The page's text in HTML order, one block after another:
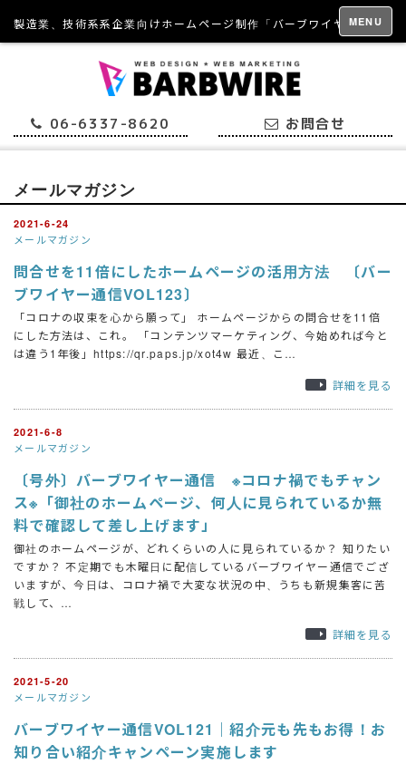
製造業、技術系系企業向けホームページ制作「バーブワイヤー」
MENU
06-6337-8620 お問合せ
メールマガジン
2021-6-24
メールマガジン
問合せを11倍にしたホームページの活用方法 〔バー
ブワイヤー通信VOL123〕
「コロナの収束を心から願って」 ホームページからの問合せを11倍
にした方法は、これ。 「コンテンツマーケティング、今始めれば今と
は違う1年後」https://qr.paps.jp/xot4w 最近、こ…
詳細を見る
2021-6-8
メールマガジン
〔号外〕バーブワイヤー通信 ※コロナ禍でもチャン
ス※「御社のホームページ、何人に見られているか無
料で確認して差し上げます」
御社のホームページが、どれくらいの人に見られているか？ 知りたい
ですか？ 不定期でも木曜日に配信しているバーブワイヤー通信でござ
いますが、今日は、コロナ禍で大変な状況の中、うちも新規集客に苦
戦して、…
詳細を見る
2021-5-20
メールマガジン
バーブワイヤー通信VOL121｜紹介元も先もお得！お
知り合い紹介キャンペーン実施します